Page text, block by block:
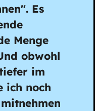
Es
Menge
obwohl
im
ich noch